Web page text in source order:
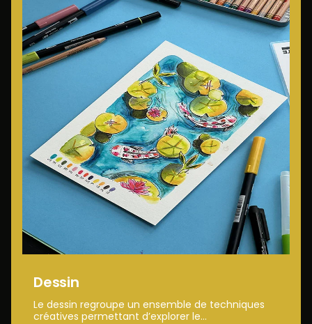
Dessin
Le dessin regroupe un ensemble de techniques
créatives permettant d’explorer le...